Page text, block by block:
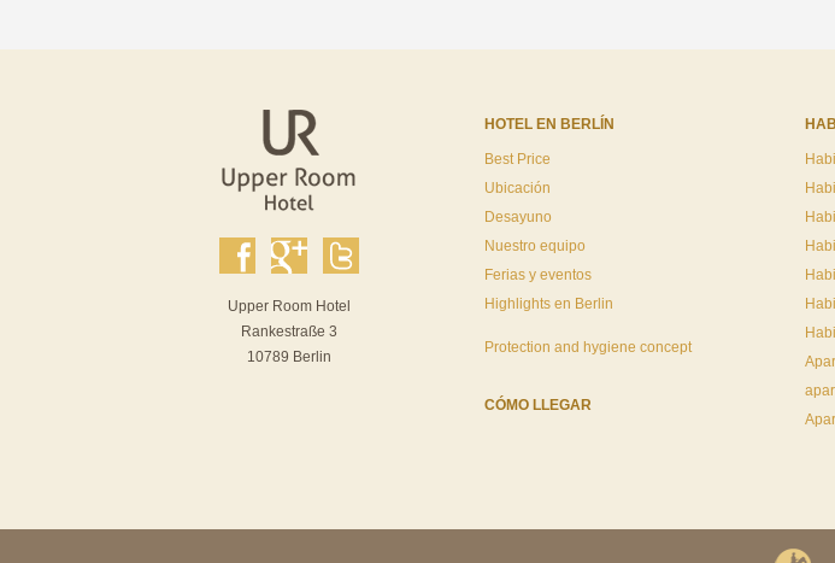
Upper Room Hotel
Rankestraße 3
10789 Berlin
HOTEL EN BERLÍN
Best Price
Ubicación
Desayuno
Nuestro equipo
Ferias y eventos
Highlights en Berlin
Protection and hygiene concept
CÓMO LLEGAR